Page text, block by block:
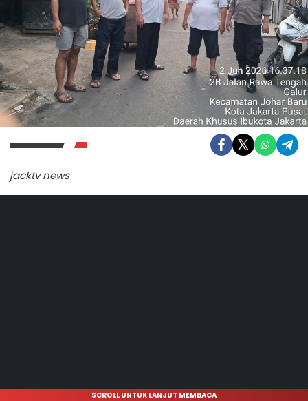
jacktv news
SCROLL UNTUK LANJUT MEMBACA